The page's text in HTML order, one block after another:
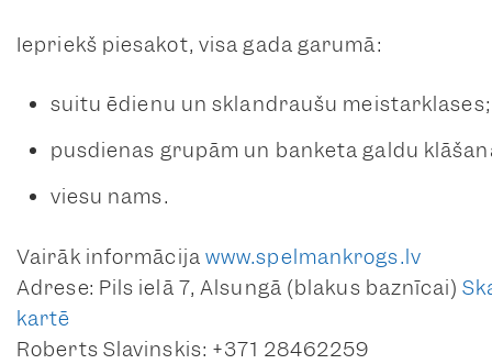
Iepriekš piesakot, visa gada garumā:
suitu ēdienu un sklandraušu meistarklases;
pusdienas grupām un banketa galdu
viesu nams.
Vairāk informācija www.spelmankrogs.lv
Adrese: Pils ielā 7, Alsungā (blakus baznīcai)
kartē
Roberts Slavinskis: +371 28462259